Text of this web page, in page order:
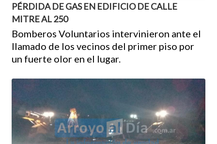
PÉRDIDA DE GAS EN EDIFICIO DE CALLE
MITRE AL 250
Bomberos Voluntarios intervinieron ante el
llamado de los vecinos del primer piso por
un fuerte olor en el lugar.